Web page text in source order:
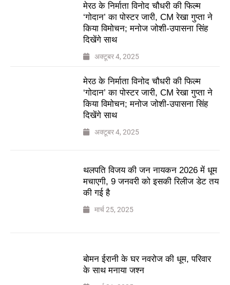
मेरठ के निर्माता विनोद चौधरी की फिल्म
‘गोदान’ का पोस्टर जारी, CM रेखा गुप्ता ने
किया विमोचन; मनोज जोशी-उपासना सिंह
दिखेंगे साथ
अक्टूबर 4, 2025
मेरठ के निर्माता विनोद चौधरी की फिल्म
‘गोदान’ का पोस्टर जारी, CM रेखा गुप्ता ने
किया विमोचन; मनोज जोशी-उपासना सिंह
दिखेंगे साथ
अक्टूबर 4, 2025
थलपति विजय की जन नायकन 2026 में धूम
मचाएगी, 9 जनवरी को इसकी रिलीज डेट तय
की गई है
मार्च 25, 2025
बोमन ईरानी के घर नवरोज की धूम, परिवार
के साथ मनाया जश्न